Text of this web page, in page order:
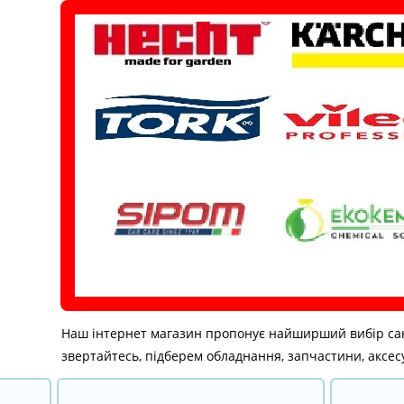
Наш інтернет магазин пропонує найширший вибір
звертайтесь, підберем обладнання, запчастини,